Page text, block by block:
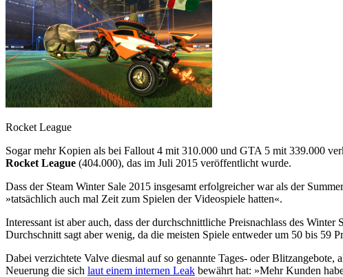
Rocket League
Sogar mehr Kopien als bei Fallout 4 mit 310.000 und GTA 5 mit 339.000
Rocket League (404.000), das im Juli 2015 veröffentlicht wurde.
Dass der Steam Winter Sale 2015 insgesamt erfolgreicher war als der
»tatsächlich auch mal Zeit zum Spielen der Videospiele hatten«.
Interessant ist aber auch, dass der durchschnittliche Preisnachlass des
Durchschnitt sagt aber wenig, da die meisten Spiele entweder um 50 bis 59
Dabei verzichtete Valve diesmal auf so genannte Tages- oder
Neuerung die sich laut einem internen Leak bewährt hat: »Mehr Kunden